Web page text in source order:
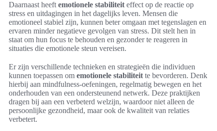
Daarnaast heeft emotionele stabiliteit effect op de reactie op
stress en uitdagingen in het dagelijks leven. Mensen die
emotioneel stabiel zijn, kunnen beter omgaan met tegenslagen en
ervaren minder negatieve gevolgen van stress. Dit stelt hen in
staat om hun focus te behouden en gezonder te reageren in
situaties die emotionele steun vereisen.
Er zijn verschillende technieken en strategieën die individuen
kunnen toepassen om emotionele stabiliteit te bevorderen. Denk
hierbij aan mindfulness-oefeningen, regelmatig bewegen en het
onderhouden van een ondersteunend netwerk. Deze praktijken
dragen bij aan een verbeterd welzijn, waardoor niet alleen de
persoonlijke gezondheid, maar ook de kwaliteit van relaties
verbetert.